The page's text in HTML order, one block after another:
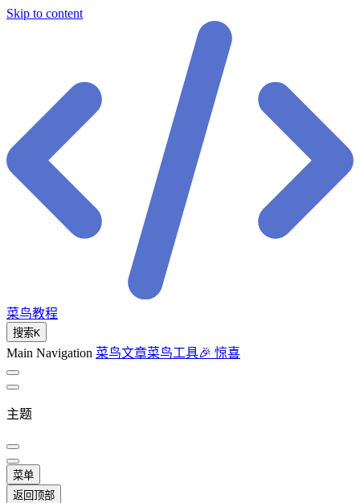
Skip to content
菜鸟教程
搜索K
Main Navigation 菜鸟文章菜鸟工具🎉 惊喜
主题
菜单
返回顶部